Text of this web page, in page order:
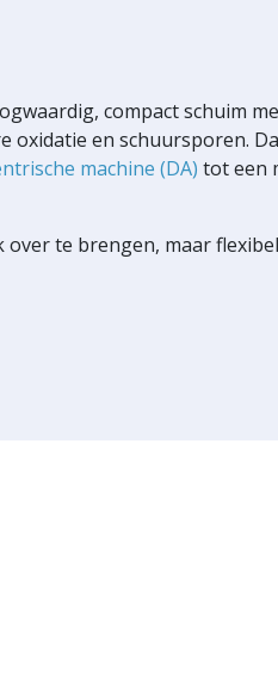
compact schuim
en schuursporen.
machine (DA) tot een
te brengen, maar